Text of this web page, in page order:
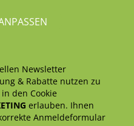
Newsletter
& Rabatte nutzen zu
den Cookie
erlauben. Ihnen
Anmeldeformular